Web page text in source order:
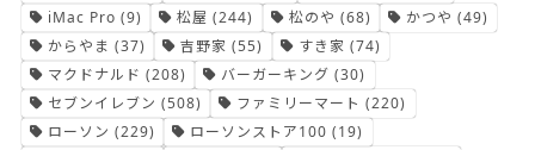
iMac Pro (9) 松屋 (244) 松のや (68) かつや (49)
からやま (37) 吉野家 (55) すき家 (74)
マクドナルド (208) バーガーキング (30)
セブンイレブン (508) ファミリーマート (220)
ローソン (229) ローソンストア100 (19)